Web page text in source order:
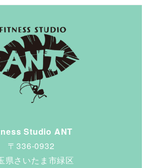
Studio ANT
〒336-0932
県さいたま市緑区